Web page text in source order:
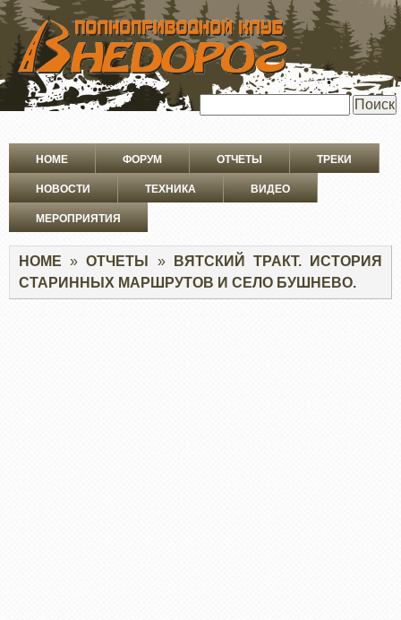
ПЕРЕЙТИ
ОСНОВНОМУ
СОДЕРЖАНИЮ
Основная
навигация
HOME ФОРУМ ОТЧЕТЫ ТРЕКИ
НОВОСТИ ТЕХНИКА ВИДЕО
МЕРОПРИЯТИЯ
Строка
навигации
HOME ОТЧЕТЫ
ВЯТСКИЙ ТРАКТ. ИСТОРИЯ
СТАРИННЫХ МАРШРУТОВ И СЕЛО БУШНЕВО.